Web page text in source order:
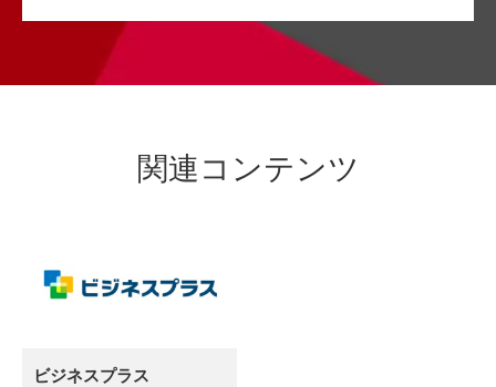
関連コンテンツ
ビジネスプラス